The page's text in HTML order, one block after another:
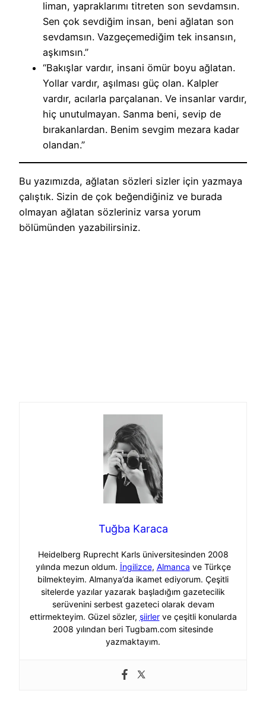
liman, yapraklarımı titreten son sevdamsın.
Sen çok sevdiğim insan, beni ağlatan son
sevdamsın. Vazgeçemediğim tek insansın,
aşkımsın.”
“Bakışlar vardır, insani ömür boyu ağlatan.
Yollar vardır, aşılması güç olan. Kalpler
vardır, acılarla parçalanan. Ve insanlar vardır,
hiç unutulmayan. Sanma beni, sevip de
bırakanlardan. Benim sevgim mezara kadar
olandan.”
Bu yazımızda, ağlatan sözleri sizler için yazmaya
çalıştık. Sizin de çok beğendiğiniz ve burada
olmayan ağlatan sözleriniz varsa yorum
bölümünden yazabilirsiniz.
Tuğba Karaca
Heidelberg Ruprecht Karls üniversitesinden 2008
yılında mezun oldum. İngilizce, Almanca ve Türkçe
bilmekteyim. Almanya’da ikamet ediyorum. Çeşitli
sitelerde yazılar yazarak başladığım gazetecilik
serüvenini serbest gazeteci olarak devam
ettirmekteyim. Güzel sözler, şiirlerve çeşitli konularda
2008 yılından beri Tugbam.com sitesinde
yazmaktayım.